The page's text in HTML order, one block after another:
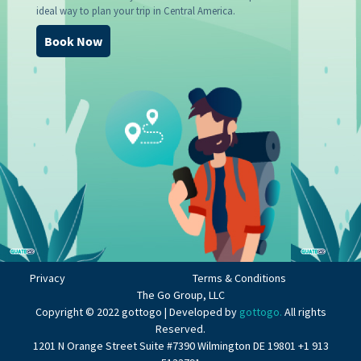
ideal way to plan your trip in Central America.
Book Now
Privacy
Terms & Conditions
The Go Group, LLC
Copyright © 2022 gottogo | Developed by gottogo. All rights
Reserved.
1201 N Orange Street Suite #7390 Wilmington DE 19801 +1 913